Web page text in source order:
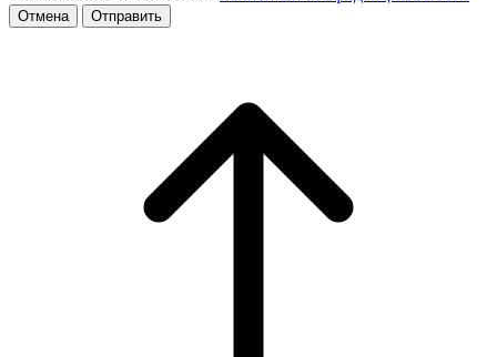
Отмена Отправить